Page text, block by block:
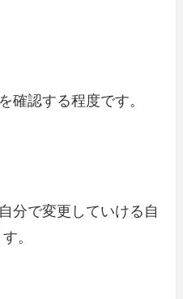
確認する程度です。
分で変更していける自
。